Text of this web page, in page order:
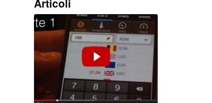
Articoli